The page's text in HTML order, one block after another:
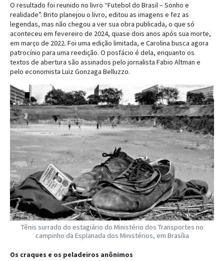
O resultado foi reunido no livro “Futebol do Brasil – Sonho e
realidade”. Brito planejou o livro, editou as imagens e fez as
legendas, mas não chegou a ver sua obra publicada, o que só
aconteceu em fevereiro de 2024, quase dois anos após sua morte,
em março de 2022. Foi uma edição limitada, e Carolina busca agora
patrocínio para uma reedição. O posfácio é dela, enquanto os
textos de abertura são assinados pelo jornalista Fabio Altman e
pelo economista Luiz Gonzaga Belluzzo.
Tênis surrado do estagiário do Ministério dos Transportes no
campinho da Esplanada dos Ministérios, em Brasília
Os craques e os peladeiros anônimos